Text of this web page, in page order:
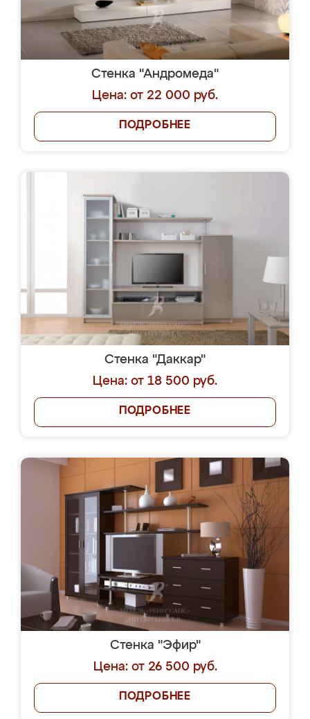
Стенка "Андромеда"
Цена: от 22 000 руб.
ПОДРОБНЕЕ
Стенка "Даккар"
Цена: от 18 500 руб.
ПОДРОБНЕЕ
Стенка "Эфир"
Цена: от 26 500 руб.
ПОДРОБНЕЕ